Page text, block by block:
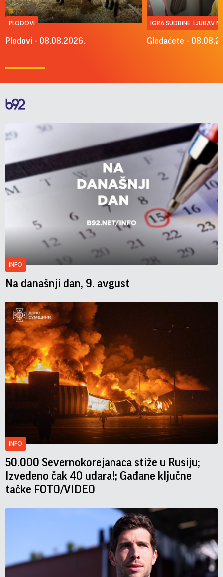
PLODOVI
Plodovi - 08.08.2026.
IGRA SUDBINE: LJUBAV
Gledaćete -
INFO
Na današnji dan, 9. avgust
INFO
50.000 Severnokorejanaca stiže u Rusiju;
Izvedeno čak 40 udara!; Gađane ključne
tačke FOTO/VIDEO